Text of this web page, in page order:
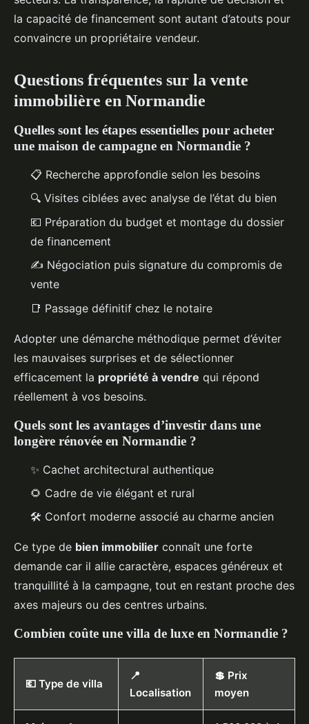
la capacité de financement sont autant d’atouts pour
convaincre un propriétaire vendeur.
Questions fréquentes sur la vente
immobilière en Normandie
Quelles sont les étapes essentielles pour acheter
une maison de campagne en Normandie ?
📋 Recherche approfondie selon les besoins
🔍 Visites ciblées avec analyse de l’état du bien
💶 Préparation du budget et montage du dossier
de financement
✍️ Négociation puis signature du compromis de
vente
📑 Passage définitif chez le notaire
Adopter une démarche méthodique permet d’éviter
les mauvaises surprises et de sélectionner
efficacement la propriété à vendre qui répond
réellement à vos besoins.
Quels sont les avantages d’investir dans une
longère rénovée en Normandie ?
✨ Cachet architectural authentique
🌻 Cadre de vie élégant et rural
🛠️ Confort moderne associé au charme ancien
Ce type de bien immobilier connaît une forte
demande car il allie caractère, espaces généreux et
tranquillité à la campagne, tout en restant proche des
axes majeurs ou des centres urbains.
Combien coûte une villa de luxe en Normandie ?
💶 Type de villa
📍
Localisation
💲 Prix
moyen